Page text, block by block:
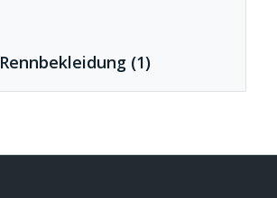
Rennbekleidung (1)